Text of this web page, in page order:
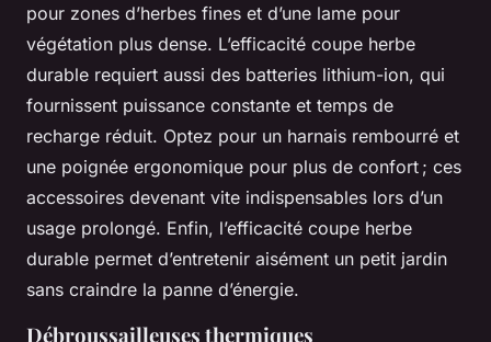
pour zones d’herbes fines et d’une lame pour
végétation plus dense. L’efficacité coupe herbe
durable requiert aussi des batteries lithium-ion, qui
fournissent puissance constante et temps de
recharge réduit. Optez pour un harnais rembourré et
une poignée ergonomique pour plus de confort ; ces
accessoires devenant vite indispensables lors d’un
usage prolongé. Enfin, l’efficacité coupe herbe
durable permet d’entretenir aisément un petit jardin
sans craindre la panne d’énergie.
Débroussailleuses thermiques